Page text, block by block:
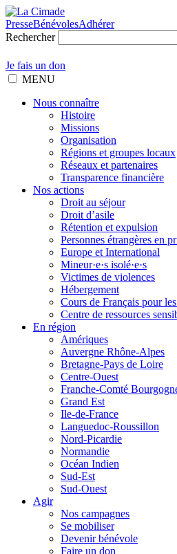
PresseBénévolesAdhérer
Rechercher
Je fais un don
MENU
Nous connaître
Histoire
Missions
Organisation
Régions et groupes locaux
Réseaux et partenaires
Transparence financière
Nos actions
Droit au séjour
Droit d’asile
Rétention et expulsion
Personnes étrangères en
Europe et International
Mineur·e·s isolé·e·s
Victimes de violences
Hébergement
Cours de Français pour
Centre de ressources
En région
Amériques
Auvergne Rhône-Alpes
Bretagne-Pays de Loire
Centre-Ouest
Franche-Comté
Grand Est
Ile-de-France
Languedoc-Roussillon
Nord-Picardie
Normandie
Océan Indien
Sud-Est
Sud-Ouest
Agir
Nos campagnes
Se mobiliser
Devenir bénévole
Faire un don